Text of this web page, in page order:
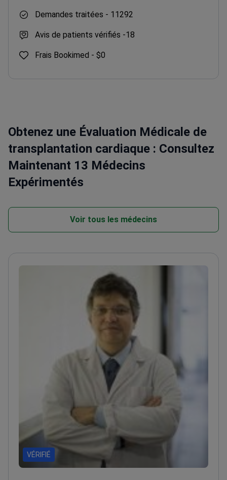
Demandes traitées - 11292
Avis de patients vérifiés -18
Frais Bookimed - $0
Obtenez une Évaluation Médicale de
transplantation cardiaque : Consultez
Maintenant 13 Médecins
Expérimentés
Voir tous les médecins
VÉRIFIÉ